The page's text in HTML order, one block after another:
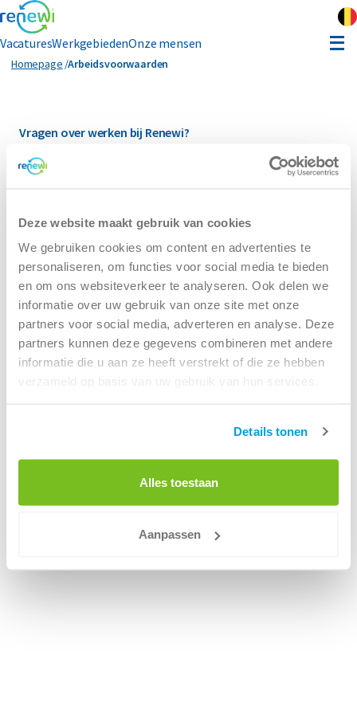
Deze website maakt gebruik van cookies
We gebruiken cookies om content en advertenties te
personaliseren, om functies voor social media te bieden
en om ons websiteverkeer te analyseren. Ook delen we
informatie over uw gebruik van onze site met onze
partners voor social media, adverteren en analyse. Deze
partners kunnen deze gegevens combineren met andere
informatie die u aan ze heeft verstrekt of die ze hebben
verzameld op basis van uw gebruik van hun services.
Details tonen
Alles toestaan
Aanpassen
VacaturesWerkgebiedenOnze mensen
Renewi
Homepage Arbeidsvoorwaarden
Arbeidsvoorwaarden
Vragen over werken bij Renewi?
Neem contact op met onze Recruiters via recruitment@renewi.com
Follow us on:
Facebook
TwitterLinkedInInstagram
Youtube